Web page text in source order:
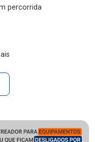
percorrida